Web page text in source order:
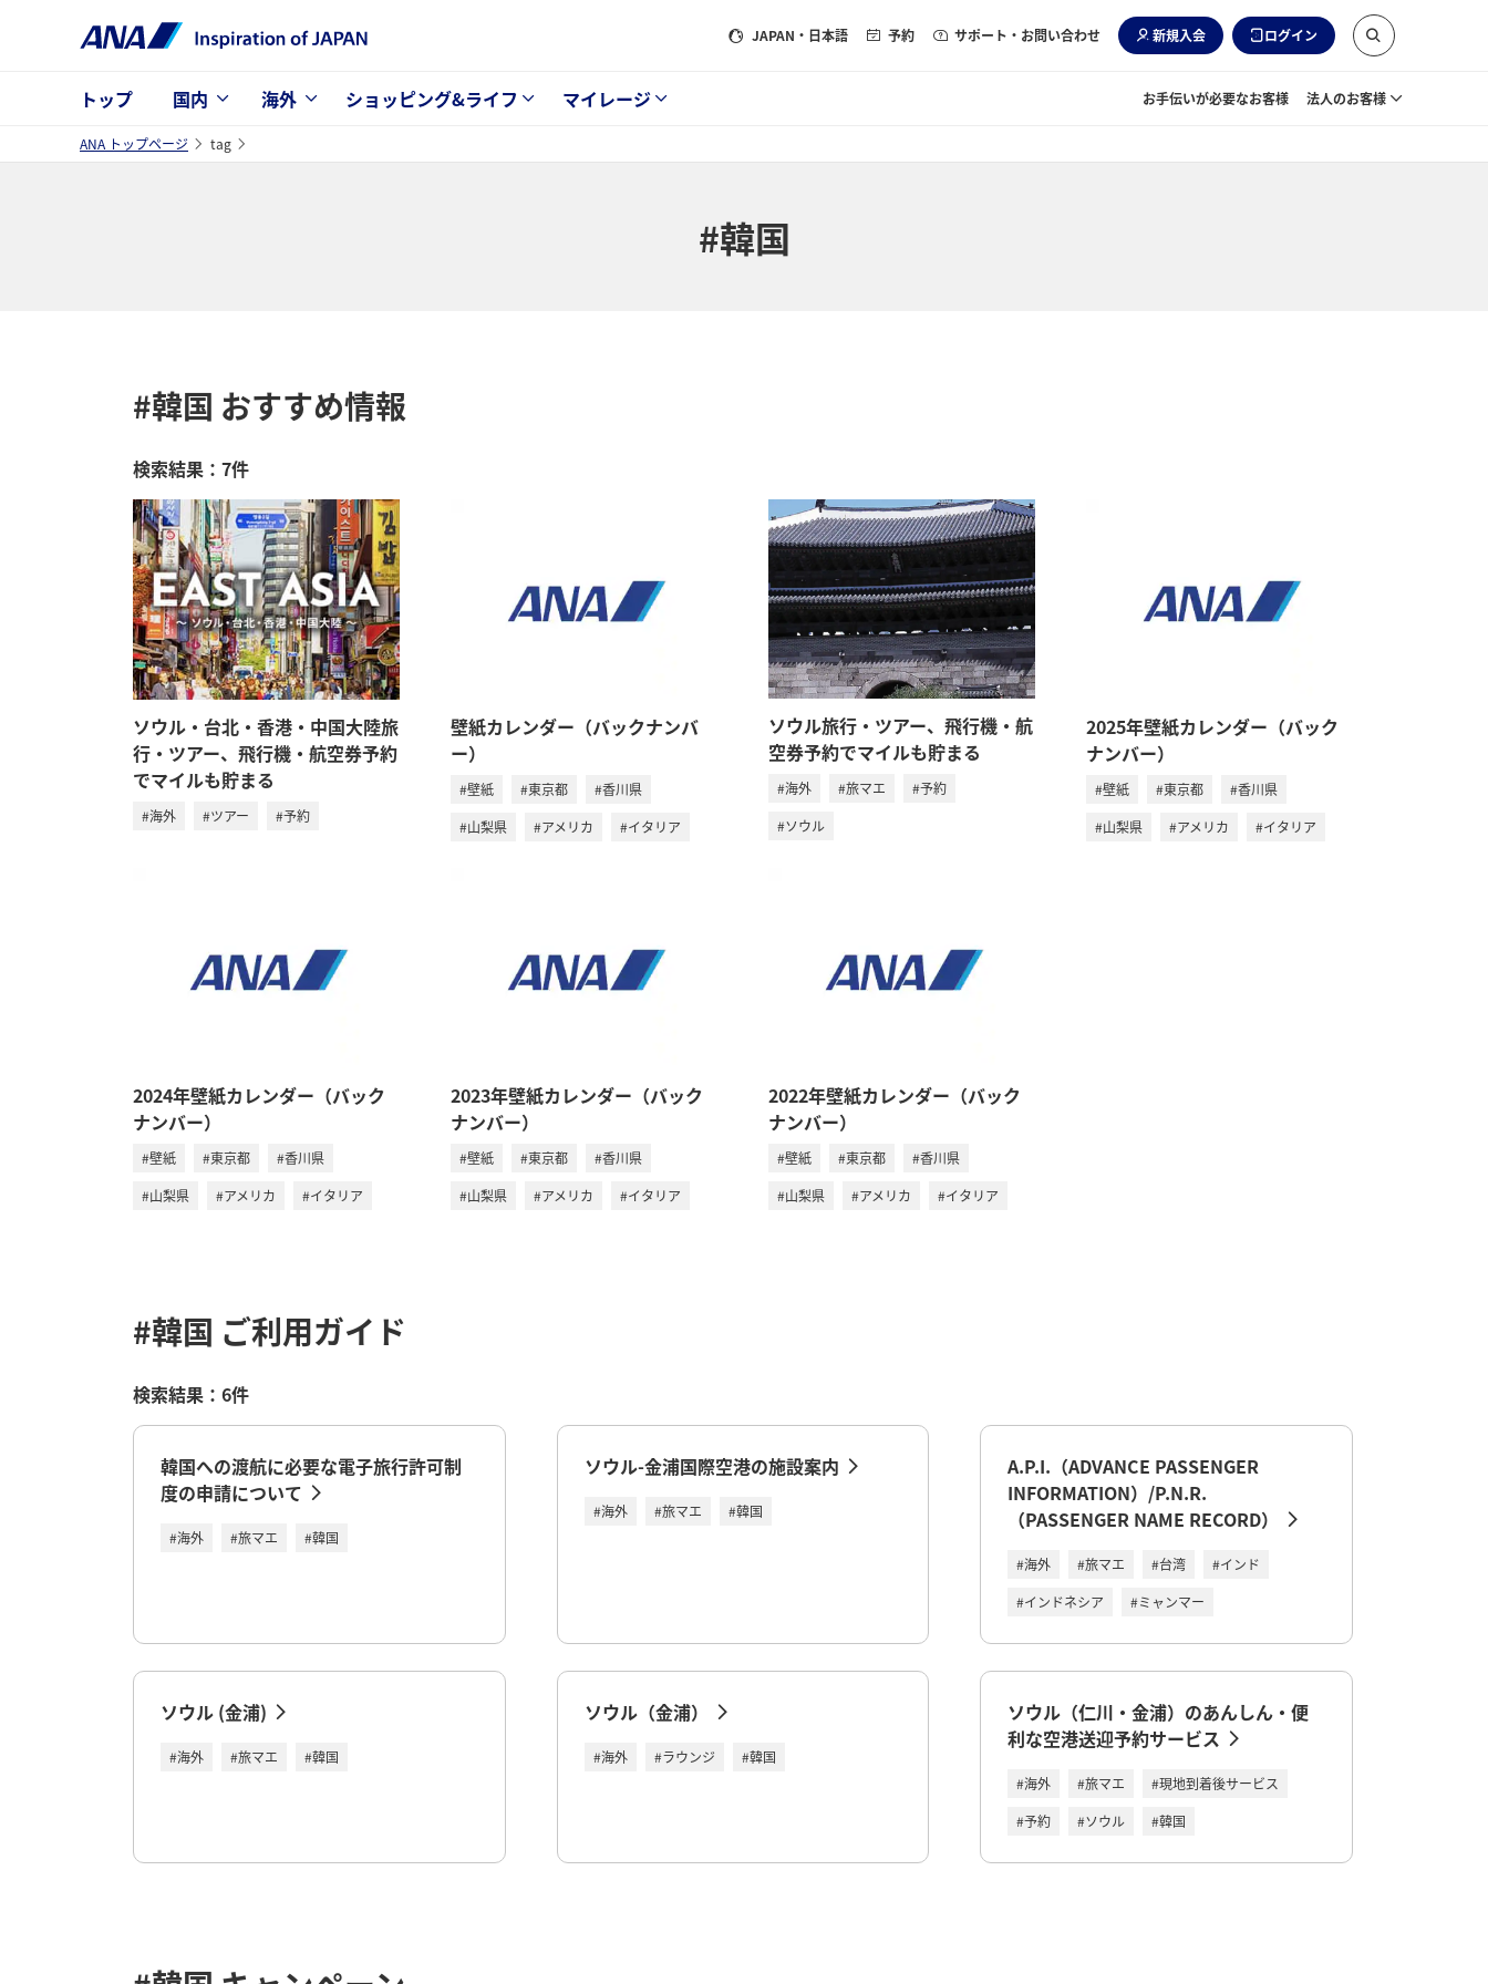
JAPAN ・日本語 予約 サポート・お問い合わせ 新規入会 ログイン
トップ 国内 海外 ショッピング&ライフ マイレージ お手伝いが必要なお客様 法人のお客様
ANA トップページ tag
#韓国
#韓国 おすすめ情報
検索結果：7件
ソウル・台北・香港・中国大陸旅
行・ツアー、飛行機・航空券予約
でマイルも貯まる
#海外 #ツアー #予約
壁紙カレンダー（バックナンバ
ー）
#壁紙 #東京都
#香川県
#山梨県
#アメリカ #イタリア
ソウル旅行・ツアー、飛行機・航
空券予約でマイルも貯まる
#海外 #旅マエ
#予約
#ソウル
2025年壁紙カレンダー（バック
ナンバー）
#壁紙 #東京都
#香川県
#山梨県
#アメリカ #イタリア
2024年壁紙カレンダー（バック
ナンバー）
#壁紙 #東京都
#香川県
#山梨県
#アメリカ #イタリア
2023年壁紙カレンダー（バック
ナンバー）
#壁紙 #東京都
#香川県
#山梨県
#アメリカ #イタリア
2022年壁紙カレンダー（バック
ナンバー）
#壁紙 #東京都
#香川県
#山梨県
#アメリカ #イタリア
#韓国 ご利用ガイド
検索結果：6件
韓国への渡航に必要な電子旅行許可制
度の申請について
#海外 #旅マエ #韓国
ソウル-金浦国際空港の施設案内
#海外 #旅マエ #韓国
A.P.I.（ADVANCE PASSENGER
INFORMATION）/P.N.R.
（PASSENGER NAME RECORD）
#海外 #旅マエ #台湾
#インド
#インドネシア
#ミャンマー
ソウル (金浦)
#海外 #旅マエ #韓国
ソウル（金浦）
#海外 #ラウンジ #韓国
ソウル（仁川・金浦）のあんしん・便
利な空港送迎予約サービス
#海外 #旅マエ
#現地到着後サービス
#予約
#ソウル #韓国